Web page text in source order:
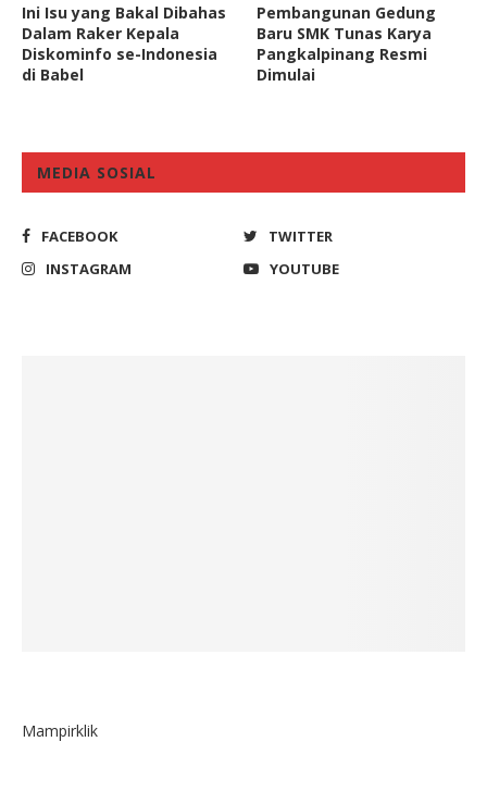
Ini Isu yang Bakal Dibahas
Dalam Raker Kepala
Diskominfo se-Indonesia
di Babel
Pembangunan Gedung
Baru SMK Tunas Karya
Pangkalpinang Resmi
Dimulai
MEDIA SOSIAL
FACEBOOK
TWITTER
INSTAGRAM
YOUTUBE
Mampirklik